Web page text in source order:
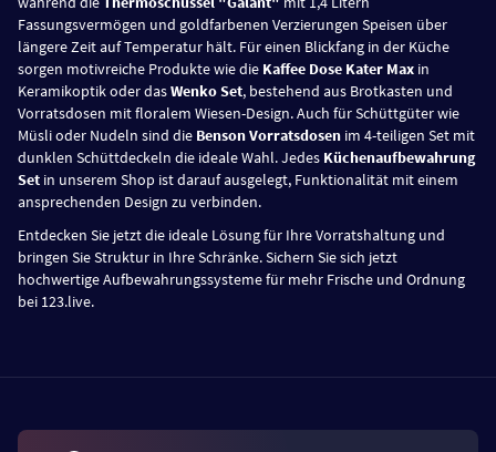
Fassungsvermögen und goldfarbenen Verzierungen Speisen über
längere Zeit auf Temperatur hält. Für einen Blickfang in der Küche
sorgen motivreiche Produkte wie die Kaffee Dose Kater Max in
Keramikoptik oder dasWenko Set, bestehend aus Brotkasten und
Vorratsdosen mit floralem Wiesen-Design. Auch für Schüttgüter wie
Müsli oder Nudeln sind die Benson Vorratsdosen im 4-teiligen Set mit
dunklen Schüttdeckeln die ideale Wahl. Jedes Küchenaufbewahrung
Set in unserem Shop ist darauf ausgelegt, Funktionalität mit einem
ansprechenden Design zu verbinden.
Entdecken Sie jetzt die ideale Lösung für Ihre Vorratshaltung und
bringen Sie Struktur in Ihre Schränke. Sichern Sie sich jetzt
hochwertige Aufbewahrungssysteme für mehr Frische und Ordnung
bei 123.live.